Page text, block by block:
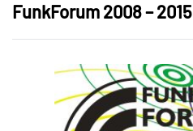
FunkForum 2008 – 2015